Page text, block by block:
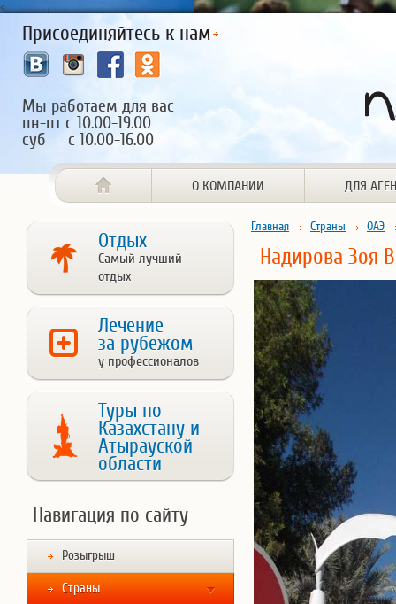
<
Присоединяйтесь к нам
Мы работаем для вас
пн-пт с 10.00-19.00
суб с 10.00-16.00
О КОМПАНИИ ДЛЯ
Отдых
Самый лучший
отдых
Лечение
за рубежом
у профессионалов
Туры по
Казахстану и
Атырауской
области
Навигация по сайту
Розыгрыш
Страны
Главная Страны ОАЭ
Надирова Зоя